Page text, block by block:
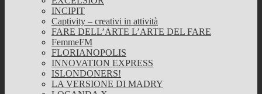
INCIPIT
Captivity – creativi in attività
FARE DELL’ARTE L’ARTE DEL FARE
FemmeFM
FLORIANOPOLIS
INNOVATION EXPRESS
ISLONDONERS!
LA VERSIONE DI MADRY